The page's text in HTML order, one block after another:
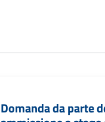
Domanda da parte